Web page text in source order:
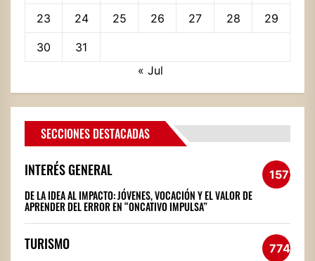
23 24 25 26 27 28 29
30
31
« Jul
SECCIONES DESTACADAS
INTERÉS GENERAL 1572
DE LA IDEA AL IMPACTO: JÓVENES, VOCACIÓN Y EL VALOR DE
APRENDER DEL ERROR EN “ONCATIVO IMPULSA”
TURISMO 774